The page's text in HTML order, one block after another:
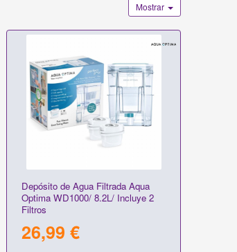
Mostrar
Depósito de Agua Filtrada Aqua
Optima WD1000/ 8.2L/ Incluye 2
Filtros
26,99 €